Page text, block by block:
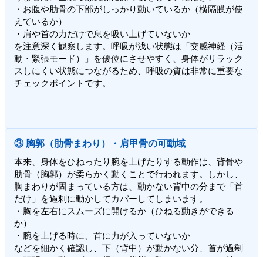
・お腹や肋骨の下部がしっかり動いているか（横隔膜が使
えているか）
・肩や首の力だけで息を吸い上げていないか
を注意深く観察します。呼吸が浅い状態は「交感神経（活
動・緊張モード）」を優位にさせやすく、身体がリラック
スしにくい状態につながるため、呼吸の質は非常に重要な
チェックポイントです。
③ 胸郭（肋骨まわり）・肩甲骨の可動域
本来、身体をひねったり腕を上げたりする動作は、背骨や
肋骨（胸郭）が柔らかく動くことで行われます。しかし、
胸まわりが固まっている方は、動かない背中の分まで「首
だけ」を過剰に動かしてカバーしてしまいます。
・胸を左右にスムーズに開けるか（ひねる動きができる
か）
・腕を上げる時に、首に力が入っていないか
などを細かく確認し、下（背中）が動かない分、首が過剰